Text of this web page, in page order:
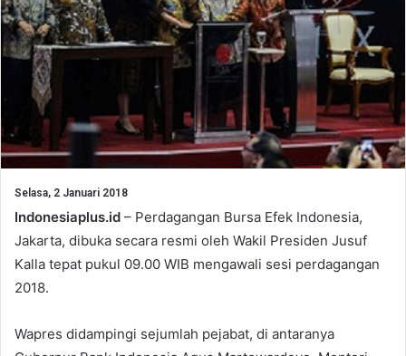
Selasa, 2 Januari 2018
Indonesiaplus.id – Perdagangan Bursa Efek Indonesia,
Jakarta, dibuka secara resmi oleh Wakil Presiden Jusuf
Kalla tepat pukul 09.00 WIB mengawali sesi perdagangan
2018.
Wapres didampingi sejumlah pejabat, di antaranya